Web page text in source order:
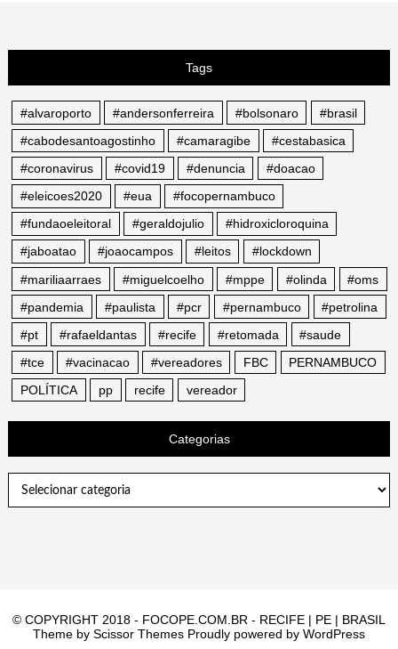
Tags
#alvaroporto #andersonferreira #bolsonaro
#brasil
#cabodesantoagostinho
#camaragibe
#cestabasica
#coronavirus
#covid19 #denuncia
#doacao
#eleicoes2020
#eua
#focopernambuco
#fundaoeleitoral
#geraldojulio
#hidroxicloroquina
#jaboatao
#joaocampos #leitos
#lockdown
#mariliaarraes
#miguelcoelho #mppe #olinda
#oms
#pandemia
#paulista #pcr #pernambuco
#petrolina
#pt
#rafaeldantas #recife #retomada
#saude
#tce
#vacinacao #vereadores FBC
PERNAMBUCO
POLÍTICA
pp recife vereador
Categorias
© COPYRIGHT 2018 - FOCOPE.COM.BR - RECIFE | PE | BRASIL
Theme by Scissor Themes Proudly powered by WordPress